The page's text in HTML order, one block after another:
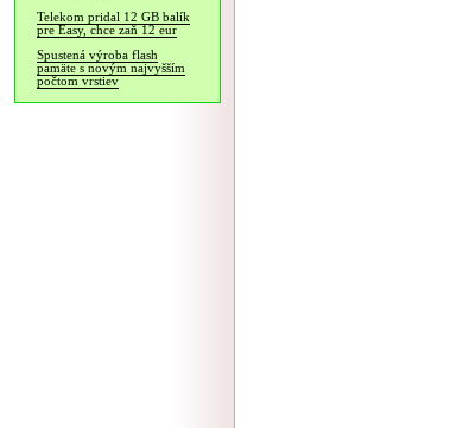
Telekom pridal 12 GB balík
pre Easy, chce zaň 12 eur
Spustená výroba flash
pamäte s novým najvyšším
počtom vrstiev